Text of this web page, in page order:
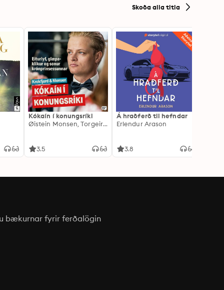
Skoða alla titla
Kókaín í konungsríki
Øistein Monsen, Torgeir Krokfjord
3.5
Á hraðferð til hefndar
Erlendur Arason
3.8
bækurnar fyrir ferðalögin